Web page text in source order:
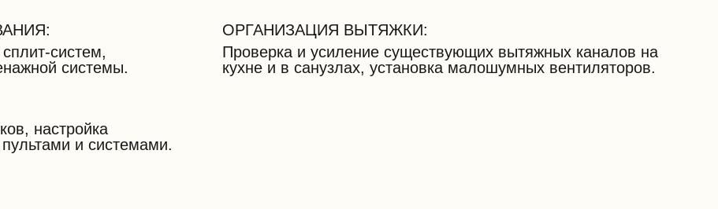
систем,
системы.
ОРГАНИЗАЦИЯ ВЫТЯЖКИ:
Проверка и усиление существующих вытяжных каналов на
кухне и в санузлах, установка малошумных вентиляторов.
настройка
и системами.